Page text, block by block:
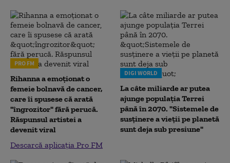
PRO FM
Rihanna a emoționat o
femeie bolnavă de cancer,
care îi spusese că arată
"îngrozitor" fără perucă.
Răspunsul artistei a
devenit viral
Descarcă aplicația Pro FM
DIGI WORLD
La câte miliarde ar putea
ajunge populația Terrei
până în 2070. "Sistemele de
susținere a vieții pe planetă
sunt deja sub presiune"